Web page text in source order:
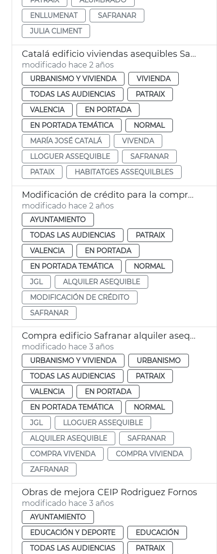
ENLLUMENAT
SAFRANAR
JULIA CLIMENT
Catalá edificio viviendas asequibles Safranar
modificado hace 2 años
URBANISMO Y VIVIENDA
VIVIENDA
TODAS LAS AUDIENCIAS
PATRAIX
VALENCIA
EN PORTADA
EN PORTADA TEMÁTICA
NORMAL
MARÍA JOSÉ CATALÁ
VIVENDA
LLOGUER ASSEQUIBLE
SAFRANAR
PATAIX
HABITATGES ASSEQUILBLES
Modificación de crédito para la compra de un edificio para alquiler asequible
modificado hace 2 años
AYUNTAMIENTO
TODAS LAS AUDIENCIAS
PATRAIX
VALENCIA
EN PORTADA
EN PORTADA TEMÁTICA
NORMAL
JGL
ALQUILER ASEQUIBLE
MODIFICACIÓN DE CRÉDITO
SAFRANAR
Compra edificio Safranar alquiler asequible
modificado hace 3 años
URBANISMO Y VIVIENDA
URBANISMO
TODAS LAS AUDIENCIAS
PATRAIX
VALENCIA
EN PORTADA
EN PORTADA TEMÁTICA
NORMAL
JGL
LLOGUER ASSEQUIBLE
ALQUILER ASEQUIBLE
SAFRANAR
COMPRA VIVENDA
COMPRA VIVIENDA
ZAFRANAR
Obras de mejora CEIP Rodriguez Fornos
modificado hace 3 años
AYUNTAMIENTO
EDUCACIÓN Y DEPORTE
EDUCACIÓN
TODAS LAS AUDIENCIAS
PATRAIX